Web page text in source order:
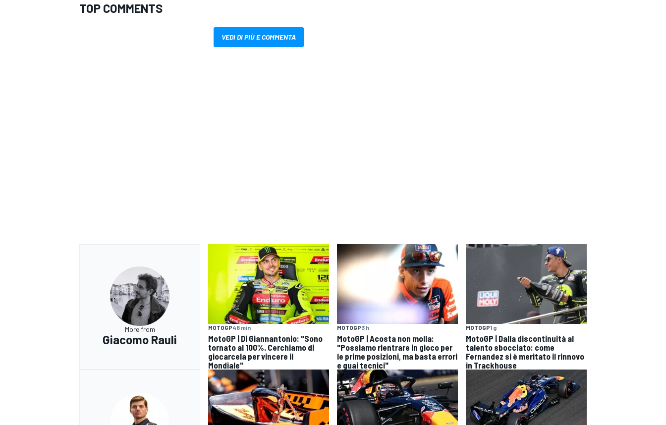
TOP COMMENTS
VEDI DI PIÙ E COMMENTA
More from
Giacomo Rauli
MOTOGP48 min
MotoGP | Di Giannantonio: "Sono
tornato al 100%. Cerchiamo di
giocarcela per vincere il
Mondiale"
MOTOGP3 h
MotoGP | Acosta non molla:
"Possiamo rientrare in gioco per
le prime posizioni, ma basta errori
e guai tecnici"
MOTOGP1 g
MotoGP | Dalla discontinuità al
talento sbocciato: come
Fernandez si è meritato il rinnovo
in Trackhouse